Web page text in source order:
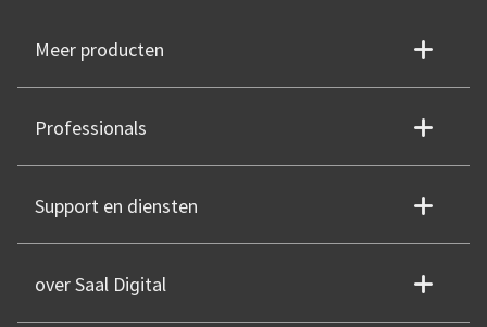
Meer producten
Professionals
Support en diensten
over Saal Digital